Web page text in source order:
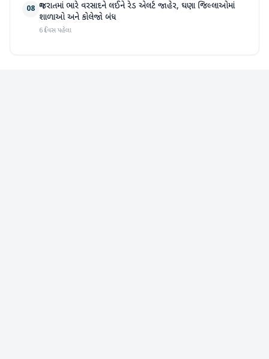
08 ગુજરાતમાં ભારે વરસાદને લઈને રેડ એલર્ટ જાહેર, ઘણા જિલ્લાઓમાં
શાળાઓ અને કોલેજો બંધ
6 દિવસ પહેલા